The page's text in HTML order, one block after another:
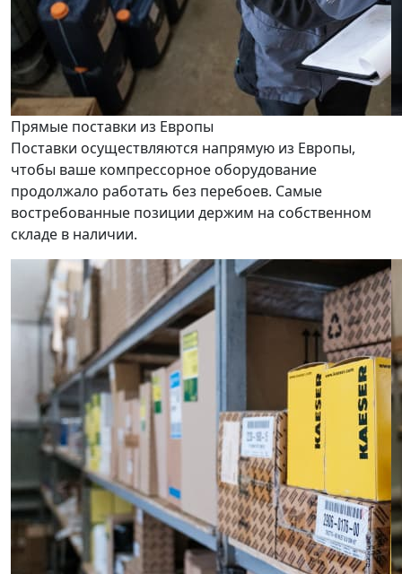
Прямые поставки из Европы
Поставки осуществляются напрямую из Европы,
чтобы ваше компрессорное оборудование
продолжало работать без перебоев. Самые
востребованные позиции держим на собственном
складе в наличии.